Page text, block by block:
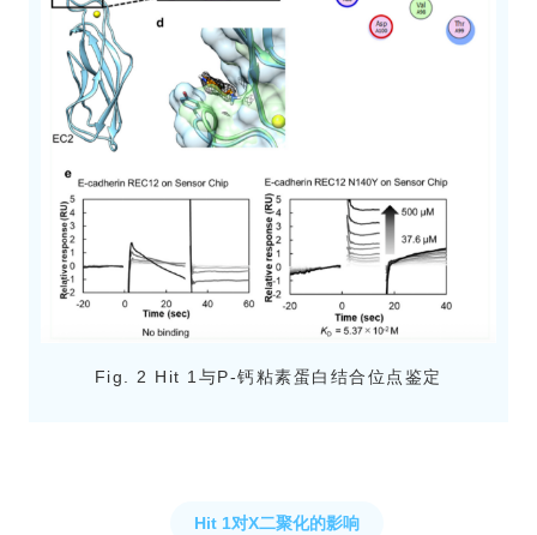
Fig. 2 Hit 1与P-钙粘素蛋白结合位点鉴定
Hit 1对X二聚化的影响